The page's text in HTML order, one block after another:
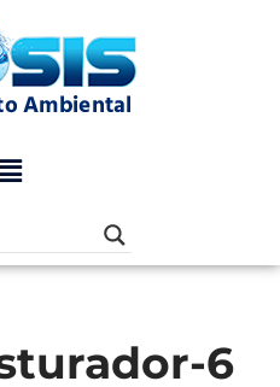
6